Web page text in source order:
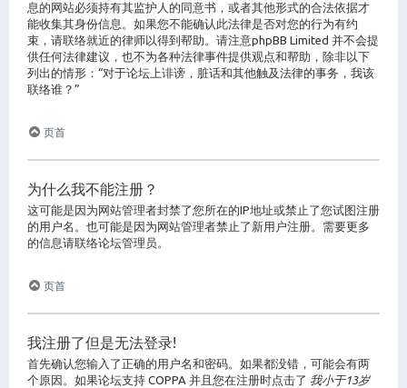
息的网站必须持有其监护人的同意书，或者其他形式的合法依据才
能收集其身份信息。如果您不能确认此法律是否对您的行为有约
束，请联络就近的律师以得到帮助。请注意phpBB Limited 并不会提
供任何法律建议，也不为各种法律事件提供观点和帮助，除非以下
列出的情形：“对于论坛上诽谤，脏话和其他触及法律的事务，我该
联络谁？”
页首
为什么我不能注册？
这可能是因为网站管理者封禁了您所在的IP地址或禁止了您试图注册
的用户名。也可能是因为网站管理者禁止了新用户注册。需要更多
的信息请联络论坛管理员。
页首
我注册了但是无法登录!
首先确认您输入了正确的用户名和密码。如果都没错，可能会有两
个原因。如果论坛支持 COPPA 并且您在注册时点击了 我小于13岁